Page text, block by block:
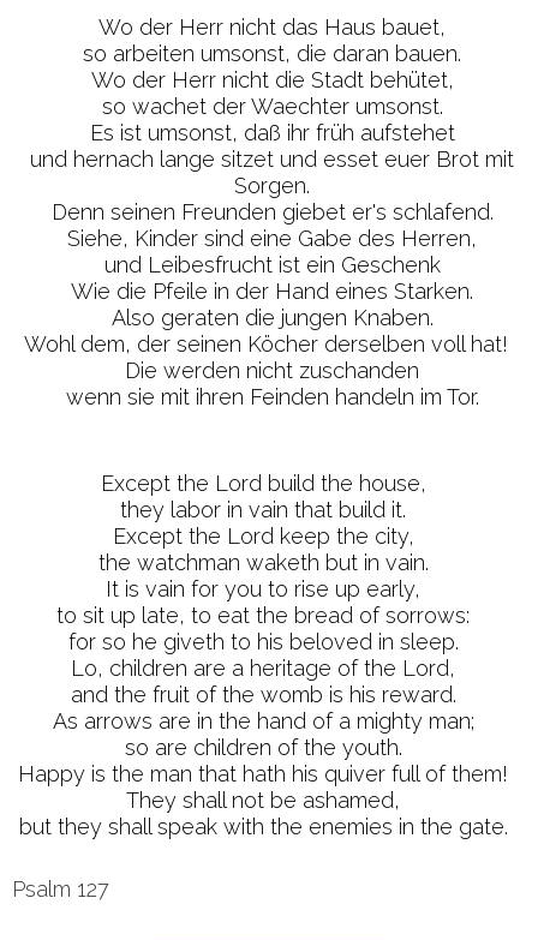
Wo der Herr nicht das Haus bauet,
so arbeiten umsonst, die daran bauen.
Wo der Herr nicht die Stadt behütet,
so wachet der Waechter umsonst.
Es ist umsonst, daß ihr früh aufstehet
und hernach lange sitzet und esset euer Brot mit
Sorgen.
Denn seinen Freunden giebet er's schlafend.
Siehe, Kinder sind eine Gabe des Herren,
und Leibesfrucht ist ein Geschenk
Wie die Pfeile in der Hand eines Starken.
Also geraten die jungen Knaben.
Wohl dem, der seinen Köcher derselben voll hat!
Die werden nicht zuschanden
wenn sie mit ihren Feinden handeln im Tor.
Except the Lord build the house,
they labor in vain that build it.
Except the Lord keep the city,
the watchman waketh but in vain.
It is vain for you to rise up early,
to sit up late, to eat the bread of sorrows:
for so he giveth to his beloved in sleep.
Lo, children are a heritage of the Lord,
and the fruit of the womb is his reward.
As arrows are in the hand of a mighty man;
so are children of the youth.
Happy is the man that hath his quiver full of them!
They shall not be ashamed,
but they shall speak with the enemies in the gate.
Psalm 127